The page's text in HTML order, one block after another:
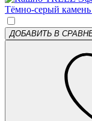
ДОБАВИТЬ В